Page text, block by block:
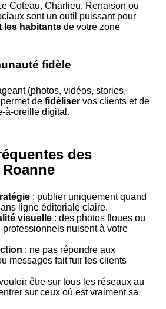
Coteau, Charlieu, Renaison ou
sont un outil puissant pour
les habitants de votre zone
fidèle
(photos, vidéos, stories,
de fidéliser vos clients et de
à-oreille digital.
des
: publier uniquement quand
ligne éditoriale claire.
visuelle : des photos floues ou
nuisent à votre
: ne pas répondre aux
messages fait fuir les clients
être sur tous les réseaux au
sur ceux où est vraiment sa